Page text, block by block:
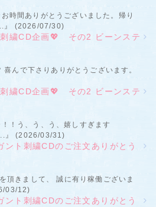
時間ありがとうございました。帰り
』 (2026/07/30)
繍CD企画💖 その2 ビーンステ
んで下さりありがとうございます。
繍CD企画💖 その2 ビーンステ
！う、う、う、嬉しすぎます
』 (2026/03/31)
ト刺繍CDのご注文ありがとう
頂きまして、 誠に有り稼働ございま
03/12)
ト刺繍CDのご注文ありがとう